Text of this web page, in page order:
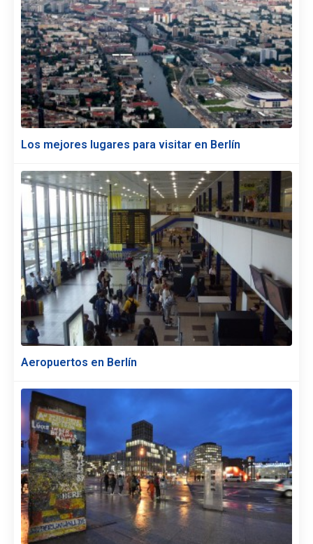
Los mejores lugares para visitar en Berlín
Aeropuertos en Berlín